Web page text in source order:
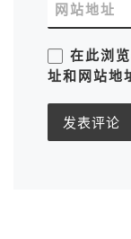
网站地址
在此浏
址和网站地